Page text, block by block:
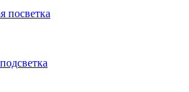
посветка